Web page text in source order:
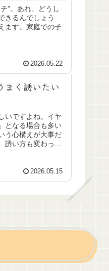
”。あれ、どうし
きるんでしょう
ます。家庭での子
2026.05.22
まく誘いたい
いですよね。イヤ
となる場合も多い
う心構えが大事だ
誘い方も変わって
2026.05.15